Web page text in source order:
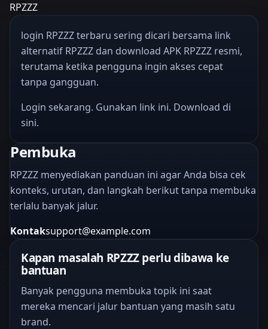
RPZZZ
login RPZZZ terbaru sering dicari bersama link
alternatif RPZZZ dan download APK RPZZZ resmi,
terutama ketika pengguna ingin akses cepat
tanpa gangguan.
Login sekarang. Gunakan link ini. Download di
sini.
Pembuka
RPZZZ menyediakan panduan ini agar Anda bisa cek
konteks, urutan, dan langkah berikut tanpa membuka
terlalu banyak jalur.
Kontaksupport@example.com
Kapan masalah RPZZZ perlu dibawa ke
bantuan
Banyak pengguna membuka topik ini saat
mereka mencari jalur bantuan yang masih satu
brand.